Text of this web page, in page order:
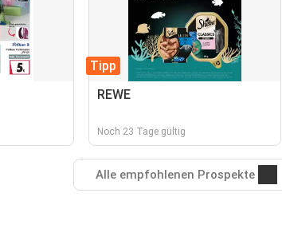
Tipp
REWE
Noch 23 Tage gültig
Alle empfohlenen Prospekte